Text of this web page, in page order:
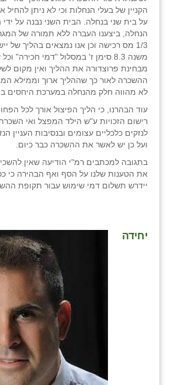
הקניין של בעלי הנחלות וכי לא ניתן
על בית שני בנחלה. הבית השני נבנה על ידי
הנחלה, ביצענו העברה ללא תמורה של
1/3 מס רכישה וכן אנו נמצאים בהליך
משנה 8.3 סימן ז' במסלול "דמי חכירה"
מבחינת פרוצדורה את ההליך ואין מקום
ההשכרה לאור כך שההליך ארוך וממילא
לא מהווה חלק מהנחלה במערכת היחסים
עוד הבהרנו, כי הליך הפיצול אורך לכל
רישום הזכויות ע"ש הילד המפצל ואי
לנזקים כלכליים עצומים ובנסיבות העניין
ועל כן יש לאשר את ההשכרה כבר כיום.
בתגובה למכתבים רמ"י הודיעה שאין
את הטענות שלנו על הסף ואף הבהירה כי
יידרש תשלום דמי שימוש עבור תקופת
יחידה